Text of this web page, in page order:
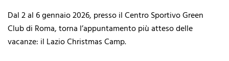
Dal 2 al 6 gennaio 2026, presso il Centro Sportivo Green
Club di Roma, torna l’appuntamento più atteso delle
vacanze: il Lazio Christmas Camp.